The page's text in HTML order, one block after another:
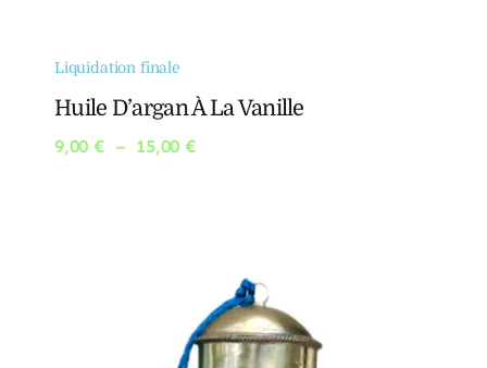
Liquidation finale
Huile D’argan À La Vanille
9,00€ – 15,00€Plage